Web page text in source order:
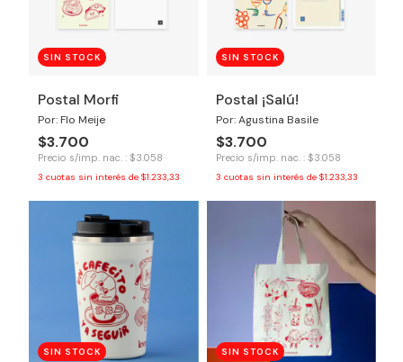
SIN STOCK
Postal Morfi
Por: Flo Meije
$3.700
Precio s/imp. nac. : $3.058
3 cuotas sin interés de $1.233,33
SIN STOCK
Postal ¡Salú!
Por: Agustina Basile
$3.700
Precio s/imp. nac. : $3.058
3 cuotas sin interés de $1.233,33
SIN STOCK SIN STOCK